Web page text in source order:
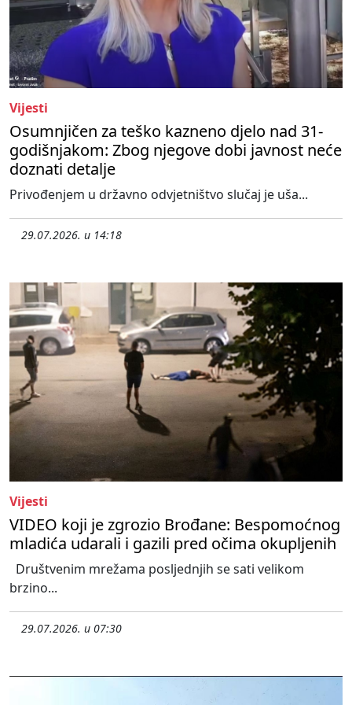
Vijesti
Osumnjičen za teško kazneno djelo nad 31-
godišnjakom: Zbog njegove dobi javnost neće
doznati detalje
Privođenjem u državno odvjetništvo slučaj je uša...
29.07.2026. u 14:18
Vijesti
VIDEO koji je zgrozio Brođane: Bespomoćnog
mladića udarali i gazili pred očima okupljenih
Društvenim mrežama posljednjih se sati velikom
brzino...
29.07.2026. u 07:30